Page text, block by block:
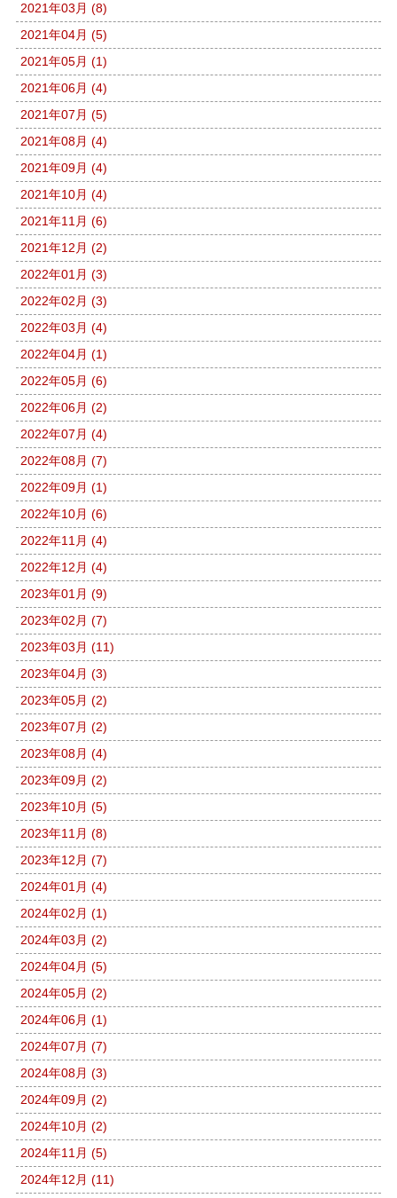
2021年03月 (8)
2021年04月 (5)
2021年05月 (1)
2021年06月 (4)
2021年07月 (5)
2021年08月 (4)
2021年09月 (4)
2021年10月 (4)
2021年11月 (6)
2021年12月 (2)
2022年01月 (3)
2022年02月 (3)
2022年03月 (4)
2022年04月 (1)
2022年05月 (6)
2022年06月 (2)
2022年07月 (4)
2022年08月 (7)
2022年09月 (1)
2022年10月 (6)
2022年11月 (4)
2022年12月 (4)
2023年01月 (9)
2023年02月 (7)
2023年03月 (11)
2023年04月 (3)
2023年05月 (2)
2023年07月 (2)
2023年08月 (4)
2023年09月 (2)
2023年10月 (5)
2023年11月 (8)
2023年12月 (7)
2024年01月 (4)
2024年02月 (1)
2024年03月 (2)
2024年04月 (5)
2024年05月 (2)
2024年06月 (1)
2024年07月 (7)
2024年08月 (3)
2024年09月 (2)
2024年10月 (2)
2024年11月 (5)
2024年12月 (11)